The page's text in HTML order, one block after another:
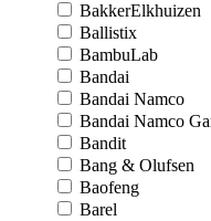
BakkerElkhuizen
Ballistix
BambuLab
Bandai
Bandai Namco
Bandai Namco
Bandit
Bang & Olufsen
Baofeng
Barel